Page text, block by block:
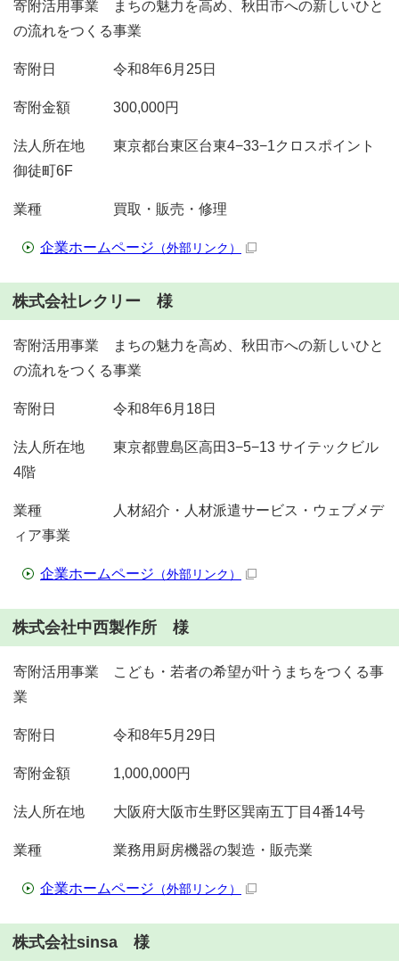
寄附活用事業 まちの魅力を高め、秋田市への新しいひと
の流れをつくる事業
寄附日 令和8年6月25日
寄附金額 300,000円
法人所在地 東京都台東区台東4−33−1クロスポイント
御徒町6F
業種 買取・販売・修理
企業ホームページ （外部リンク）
株式会社レクリー 様
寄附活用事業 まちの魅力を高め、秋田市への新しいひと
の流れをつくる事業
寄附日 令和8年6月18日
法人所在地 東京都豊島区高田3−5−13 サイテックビル
4階
業種 人材紹介・人材派遣サービス・ウェブメデ
ィア事業
企業ホームページ （外部リンク）
株式会社中西製作所 様
寄附活用事業 こども・若者の希望が叶うまちをつくる事
業
寄附日 令和8年5月29日
寄附金額 1,000,000円
法人所在地 大阪府大阪市生野区巽南五丁目4番14号
業種 業務用厨房機器の製造・販売業
企業ホームページ （外部リンク）
株式会社sinsa 様